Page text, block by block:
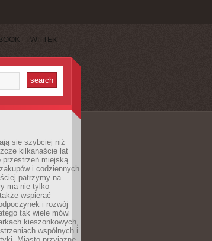
TWITTER
się szybciej niż
kilkanaście lat
przestrzeń miejską
i codziennych
patrzymy na
ma nie tylko
wspierać
i rozwój
tak wiele mówi
kieszonkowych,
wspólnych i